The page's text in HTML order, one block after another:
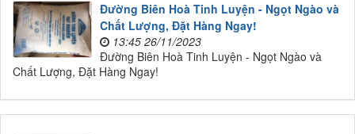
Đường Biên Hoà Tinh Luyện - Ngọt Ngào và
Chất Lượng, Đặt Hàng Ngay!
13:45 26/11/2023
Đường Biên Hoà Tinh Luyện - Ngọt Ngào và
Chất Lượng, Đặt Hàng Ngay!